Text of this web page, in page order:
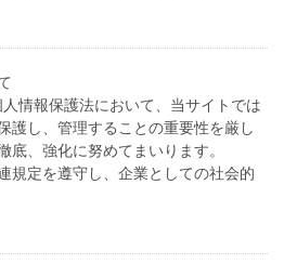
情報保護法において、当サイトでは
護し、管理することの重要性を厳し
底、強化に努めてまいります。
規定を遵守し、企業としての社会的